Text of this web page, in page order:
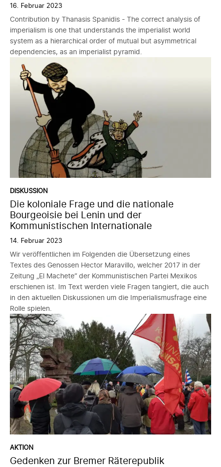
16. Februar 2023
Contribution by Thanasis Spanidis - The correct analysis of
imperialism is one that understands the imperialist world
system as a hierarchical order of mutual but asymmetrical
dependencies, as an imperialist pyramid.
DISKUSSION
Die koloniale Frage und die nationale
Bourgeoisie bei Lenin und der
Kommunistischen Internationale
14. Februar 2023
Wir veröffentlichen im Folgenden die Übersetzung eines
Textes des Genossen Hector Maravillo, welcher 2017 in der
Zeitung „El Machete“ der Kommunistischen Partei Mexikos
erschienen ist. Im Text werden viele Fragen tangiert, die auch
in den aktuellen Diskussionen um die Imperialismusfrage eine
Rolle spielen.
AKTION
Gedenken zur Bremer Räterepublik